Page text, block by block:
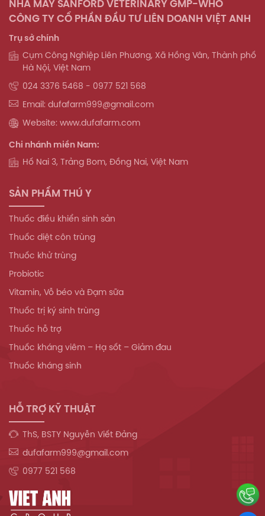
NHÀ MÁY SANFORD VETERINARY GMP-WHO
CÔNG TY CỔ PHẦN ĐẦU TƯ LIÊN DOANH VIỆT ANH
Trụ sở chính
Cụm Công Nghiệp Liên Phương, Xã Hồng Vân, Thành phố
Hà Nội, Việt Nam
024 3376 5468 - 0977 521 568
Email: dufafarm999@gmail.com
Website: www.dufafarm.com
Chi nhánh miền Nam:
Hố Nai 3, Trảng Bom, Đồng Nai, Việt Nam
SẢN PHẨM THÚ Y
Thuốc điều khiển sinh sản
Thuốc diệt côn trùng
Thuốc khử trùng
Probiotic
Vitamin, Vỗ béo và Đạm sữa
Thuốc trị ký sinh trùng
Thuốc hỗ trợ
Thuốc kháng viêm – Hạ sốt – Giảm đau
Thuốc kháng sinh
HỖ TRỢ KỸ THUẬT
ThS, BSTY Nguyễn Viết Đảng
dufafarm999@gmail.com
0977 521 568